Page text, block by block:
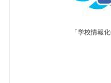
「学校情報